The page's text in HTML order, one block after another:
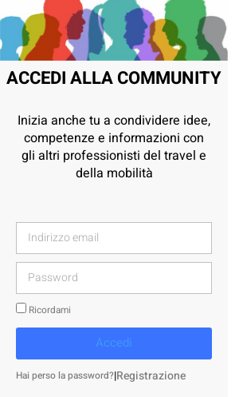
ACCEDI ALLA COMMUNITY
Inizia anche tu a condividere idee,
competenze e informazioni con
gli altri professionisti del travel e
della mobilità
Ricordami
Accedi
Hai perso la password?|Registrazione